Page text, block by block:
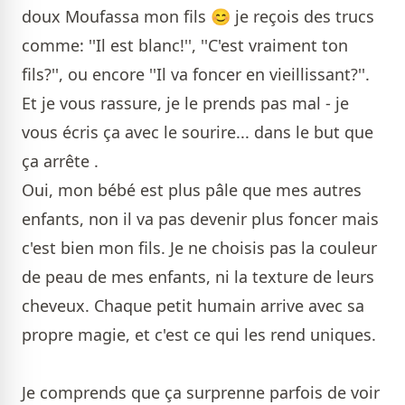
doux Moufassa mon fils 😊 je reçois des trucs
comme: ''Il est blanc!'', ''C'est vraiment ton
fils?'', ou encore ''Il va foncer en vieillissant?''.
Et je vous rassure, je le prends pas mal - je
vous écris ça avec le sourire... dans le but que
ça arrête .
Oui, mon bébé est plus pâle que mes autres
enfants, non il va pas devenir plus foncer mais
c'est bien mon fils. Je ne choisis pas la couleur
de peau de mes enfants, ni la texture de leurs
cheveux. Chaque petit humain arrive avec sa
propre magie, et c'est ce qui les rend uniques.
Je comprends que ça surprenne parfois de voir